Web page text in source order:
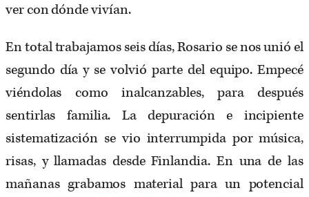
ver con dónde vivían.
En total trabajamos seis días, Rosario se nos unió el
segundo día y se volvió parte del equipo. Empecé
viéndolas como inalcanzables, para después
sentirlas familia. La depuración e incipiente
sistematización se vio interrumpida por música,
risas, y llamadas desde Finlandia. En una de las
mañanas grabamos material para un potencial